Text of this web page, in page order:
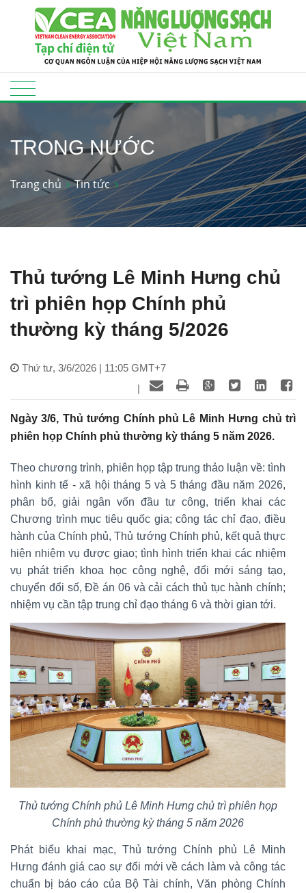
TRONG NƯỚC
Trang chủ Tin tức
Thủ tướng Lê Minh Hưng chủ
trì phiên họp Chính phủ
thường kỳ tháng 5/2026
Thứ tư, 3/6/2026 | 11:05 GMT+7
|
Ngày 3/6, Thủ tướng Chính phủ Lê Minh Hưng chủ trì
phiên họp Chính phủ thường kỳ tháng 5 năm 2026.
Theo chương trình, phiên họp tập trung thảo luận về: tình
hình kinh tế - xã hội tháng 5 và 5 tháng đầu năm 2026,
phân bổ, giải ngân vốn đầu tư công, triển khai các
Chương trình mục tiêu quốc gia; công tác chỉ đạo, điều
hành của Chính phủ, Thủ tướng Chính phủ, kết quả thực
hiện nhiệm vụ được giao; tình hình triển khai các nhiệm
vụ phát triển khoa học công nghệ, đổi mới sáng tạo,
chuyển đổi số, Đề án 06 và cải cách thủ tục hành chính;
nhiệm vụ cần tập trung chỉ đạo tháng 6 và thời gian tới.
Thủ tướng Chính phủ Lê Minh Hưng chủ trì phiên họp
Chính phủ thường kỳ tháng 5 năm 2026
Phát biểu khai mạc, Thủ tướng Chính phủ Lê Minh
Hưng đánh giá cao sự đổi mới về cách làm và công tác
chuẩn bị báo cáo của Bộ Tài chính, Văn phòng Chính